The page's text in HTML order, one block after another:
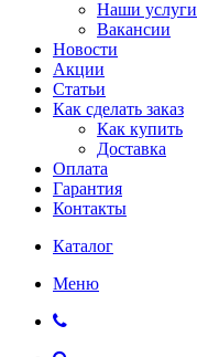
Наши услуги
Вакансии
Новости
Акции
Статьи
Как сделать заказ
Как купить
Доставка
Оплата
Гарантия
Контакты
Каталог
Меню